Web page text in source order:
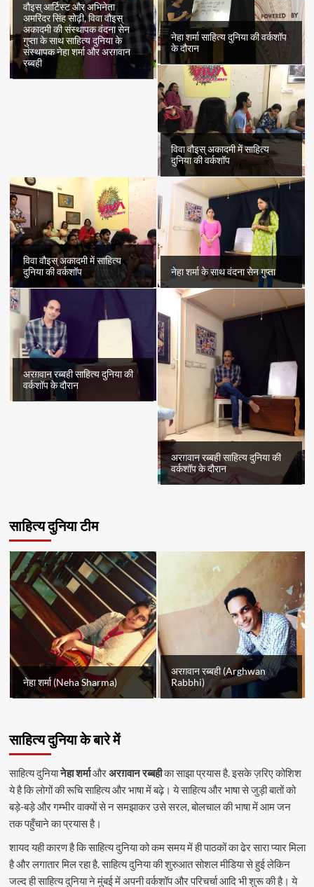
वौइस् आर्टिस्ट और अभिनेता
अमरिंदर सिंह सोढ़ी, विवा वौइस्
अकादमी की संस्थापक वंदना सेन
गुप्ता के साथ साहित्य दुनिया के
संस्थापक नेहा शर्मा और अरग़वान
रब्बही
नेहा शर्मा साहित्य दुनिया की वर्कशॉप
के दौरान
विवा वौइस् अकादमी में साहित्य
दुनिया की वर्कशॉप
विवा वौइस् अकादमी में साहित्य
दुनिया की वर्कशॉप
नेहा शर्मा के साथ वंदना सेन गुप्ता
अरग़वान रब्बही साहित्य दुनिया की
वर्कशॉप के दौरान
अरग़वान रब्बही साहित्य दुनिया की
वर्कशॉप के दौरान
साहित्य दुनिया टीम
नेहा शर्मा (Neha Sharma)
अरग़वान रब्बही (Arghwan
Rabbhi)
साहित्य दुनिया के बारे में
साहित्य दुनियानेहा शर्माऔरअरग़वान रब्बहीका साझा प्रयास है. इसके ज़रिए कोशिश
ये है कि लोगों की रूचि साहित्य और भाषा में बढ़े। ये साहित्य और भाषा से जुड़ी बातों को
बड़े-बड़े और गम्भीर वाक्यों से न समझाकर उसे सरल, बोलचाल की भाषा में आम जन
तक पहुँचाने का प्रयास है।
शायद यही कारण है कि साहित्य दुनिया को कम समय में ही पाठकों का ढेर सारा प्यार मिला
है और लगातार मिल रहा है. साहित्य दुनिया की शुरुआत सोशल मीडिया से हुई लेकिन
जल्द ही साहित्य दुनिया ने मुंबई में अपनी वर्कशॉप और परिचर्चा आदि भी शुरू की है। ये